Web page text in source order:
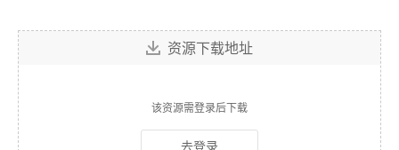
资源下载地址
该资源需登录后下载
去登录